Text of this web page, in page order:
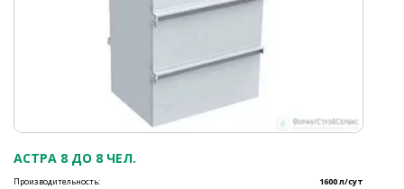
АСТРА 8 ДО 8 ЧЕЛ.
Производительность: 1600 л/сут